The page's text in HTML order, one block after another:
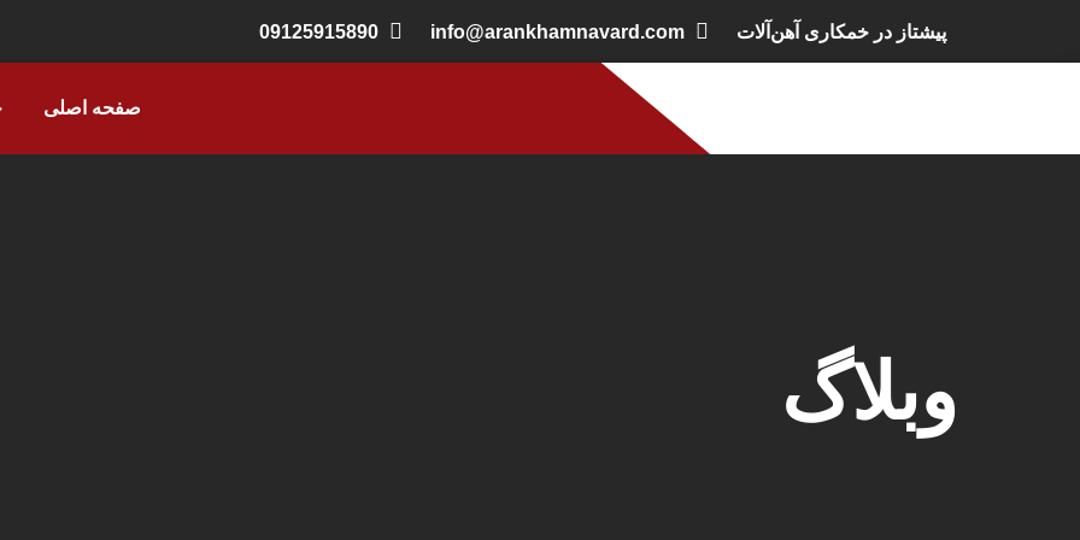
پیشتاز در خمکاری آهن‌آلات info@arankhamnavard.com
09125915890
صفحه اصلی
وبلاگ